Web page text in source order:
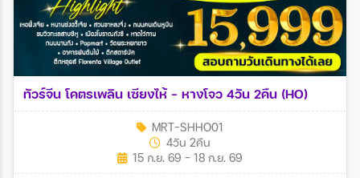
ทัวร์จีน โคตรเพลิน เซียงไห้ - หางโจว 4วัน 2คืน (HO)
MRT-SHHO01
4วัน 2คืน
15 ก.ย. 69 - 18 ก.ย. 69